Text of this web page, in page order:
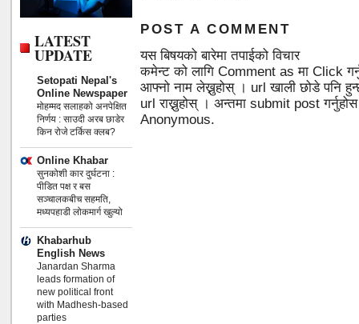
LATEST
UPDATE
Setopati Nepal's
Online Newspaper
मोहम्मद सलाहको अनपेक्षित
निर्णय : साउदी अरब छाडेर
किन रोजे टर्किस क्लब?
Online Khabar
सुनकोशी कार दुर्घटना :
पीडित पक्ष र बस
सञ्चालकबीच सहमति,
मध्यपहाडी लोकमार्ग खुल्यो
Khabarhub
English News
Janardan Sharma
leads formation of
new political front
with Madhesh-based
parties
POST A COMMENT
यस बिषयको बारेमा तपाईको विचार
कमेन्ट को लागि Comment as मा Click
आफ्नो नाम लेख्नुहोस् । url खाली छोडे पनि
url राख्नुहोस् । अन्तमा submit post
Anonymous.